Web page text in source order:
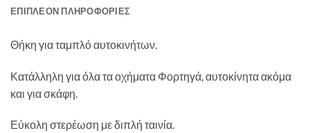
ΕΠΙΠΛΈΟΝ ΠΛΗΡΟΦΟΡΊΕΣ
Θήκη για ταμπλό αυτοκινήτων.
Κατάλληλη για όλα τα οχήματα Φορτηγά, αυτοκίνητα ακόμα
και για σκάφη.
Εύκολη στερέωση με διπλή ταινία.